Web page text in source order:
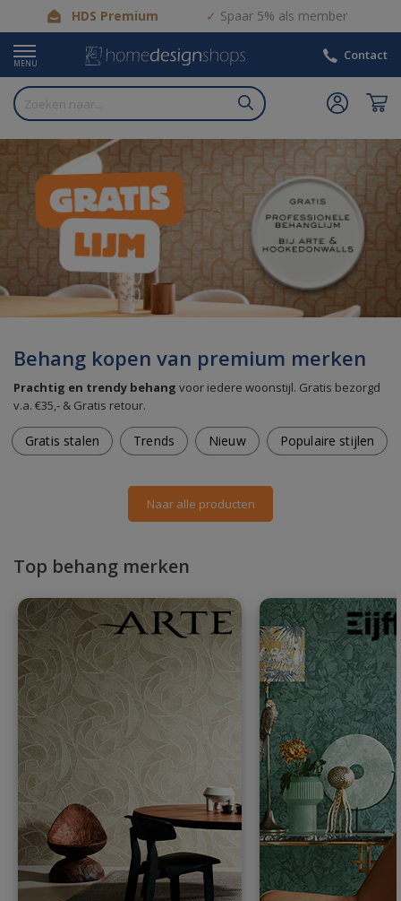
HDS Premium Spaar 5% als member
MENU
Contact
Behang kopen van premium merken
Prachtig en trendy behang voor iedere woonstijl. Gratis bezorgd
v.a. €35,- & Gratis retour.
Gratis stalen Trends Nieuw Populaire stijlen
Naar alle producten
Top behang merken